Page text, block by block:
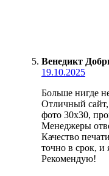
Венедикт
19.10.2025
Больше нигде
Отличный сайт,
фото 30х30,
Менеджеры
Качество
точно в срок, и
Рекомендую!